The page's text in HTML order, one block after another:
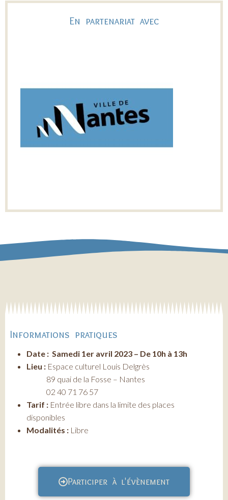
En partenariat avec
Informations pratiques
Date : Samedi 1er avril 2023 – De 10h à 13h
Lieu : Espace culturel Louis Delgrès
89 quai de la Fosse – Nantes
02 40 71 76 57
Tarif : Entrée libre dans la limite des places
disponibles
Modalités : Libre
Participer à l'évènement